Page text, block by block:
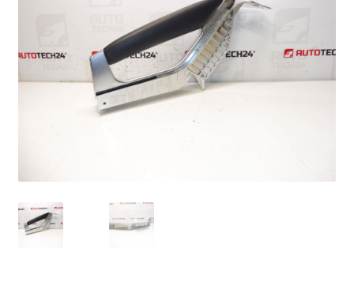
Paiements
Plainte
Politique de confidentialité
Procédure de Réclamation